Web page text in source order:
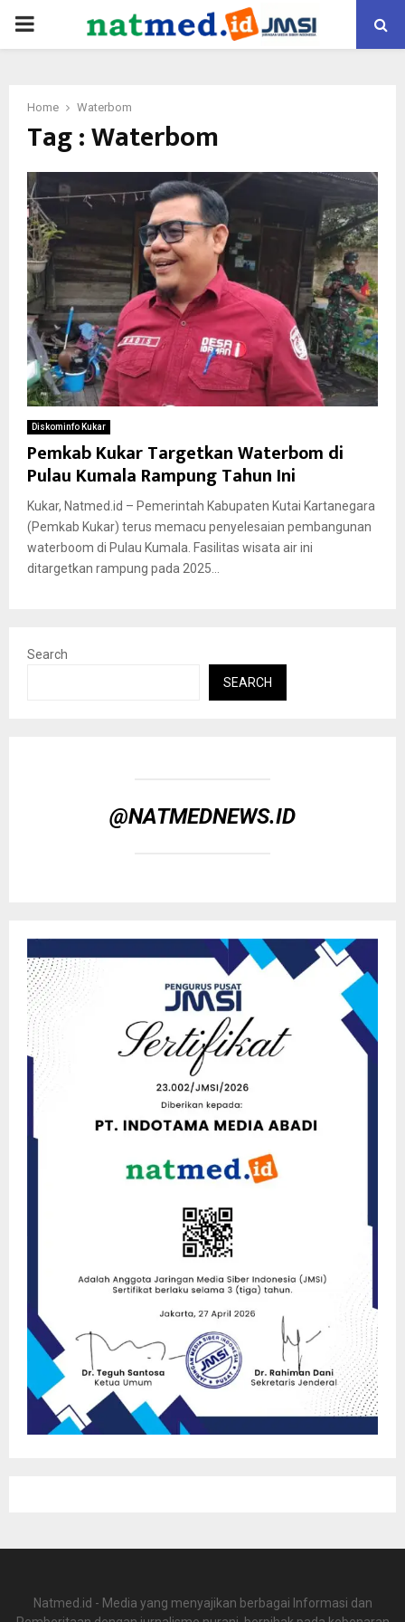
PRIMARY
Home Waterbom
Tag : Waterbom
Diskominfo Kukar
Pemkab Kukar Targetkan Waterbom di
Pulau Kumala Rampung Tahun Ini
Kukar, Natmed.id – Pemerintah Kabupaten Kutai Kartanegara
(Pemkab Kukar) terus memacu penyelesaian pembangunan
waterboom di Pulau Kumala. Fasilitas wisata air ini
ditargetkan rampung pada 2025...
Search
SEARCH
@NATMEDNEWS.ID
Natmed.id - Media yang menyajikan berbagai Informasi dan